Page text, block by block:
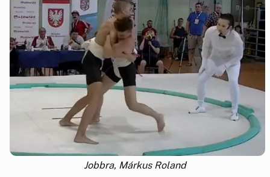
Jobbra, Márkus Roland